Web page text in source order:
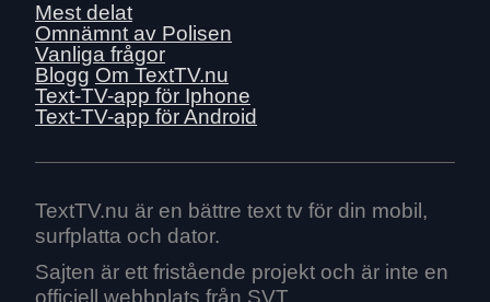
Ons 24 juni
Tis 23 juni
Mån 22 juni
Sön 21 juni
Tors 18 juni
Ons 17 juni
Tis 16 juni
Mest delat
Omnämnt av Polisen
Vanliga frågor
Blogg Om TextTV.nu
Text-TV-app för Iphone
Text-TV-app för Android
TextTV.nu är en bättre text tv för din mobil,
surfplatta och dator.
Sajten är ett fristående projekt och är inte en
officiell webbplats från SVT.